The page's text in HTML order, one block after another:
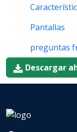
Pantallas
preguntas
Descargar